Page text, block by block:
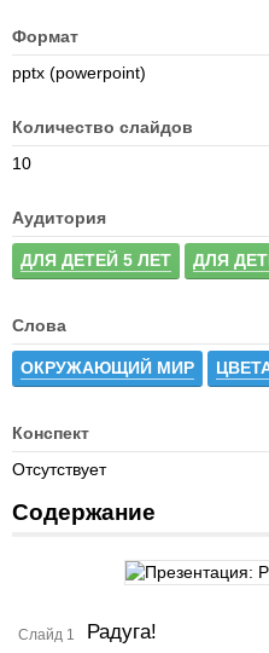
Формат
pptx (powerpoint)
Количество слайдов
10
Аудитория
ДЛЯ ДЕТЕЙ 5 ЛЕТ ДЛЯ
Слова
ОКРУЖАЮЩИЙ МИР
Конспект
Отсутствует
Содержание
Слайд 1 Радуга!